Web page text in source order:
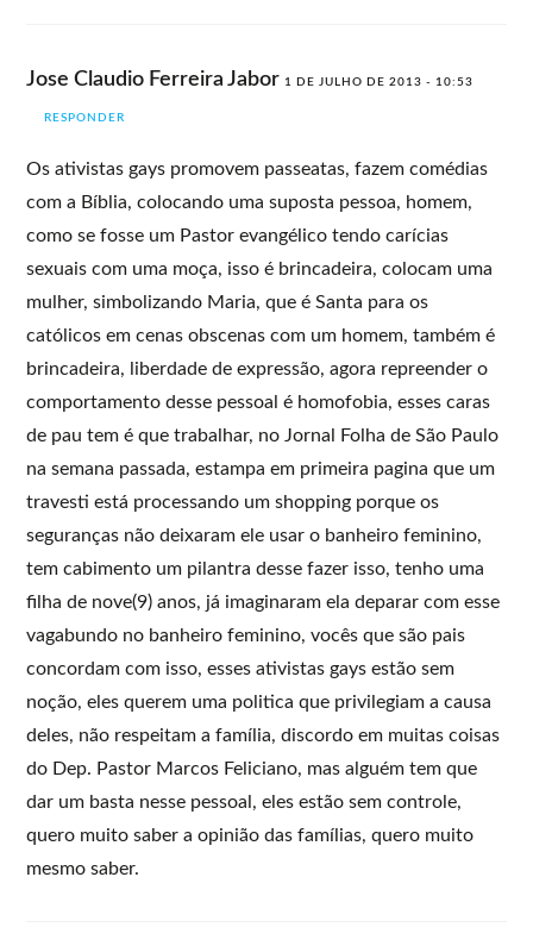
Jose Claudio Ferreira Jabor 1 DE JULHO DE 2013 - 10:53
RESPONDER
Os ativistas gays promovem passeatas, fazem comédias
com a Bíblia, colocando uma suposta pessoa, homem,
como se fosse um Pastor evangélico tendo carícias
sexuais com uma moça, isso é brincadeira, colocam uma
mulher, simbolizando Maria, que é Santa para os
católicos em cenas obscenas com um homem, também é
brincadeira, liberdade de expressão, agora repreender o
comportamento desse pessoal é homofobia, esses caras
de pau tem é que trabalhar, no Jornal Folha de São Paulo
na semana passada, estampa em primeira pagina que um
travesti está processando um shopping porque os
seguranças não deixaram ele usar o banheiro feminino,
tem cabimento um pilantra desse fazer isso, tenho uma
filha de nove(9) anos, já imaginaram ela deparar com esse
vagabundo no banheiro feminino, vocês que são pais
concordam com isso, esses ativistas gays estão sem
noção, eles querem uma politica que privilegiam a causa
deles, não respeitam a família, discordo em muitas coisas
do Dep. Pastor Marcos Feliciano, mas alguém tem que
dar um basta nesse pessoal, eles estão sem controle,
quero muito saber a opinião das famílias, quero muito
mesmo saber.